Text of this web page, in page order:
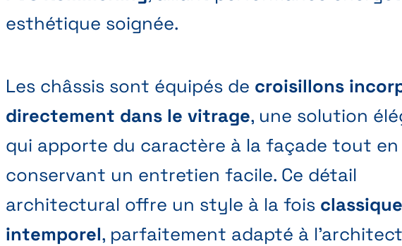
esthétique soignée.
Les châssis sont équipés de croisillons
directement dans le vitrage, une solution
qui apporte du caractère à la façade tout en
conservant un entretien facile. Ce détail
architectural offre un style à la fois
intemporel, parfaitement adapté à